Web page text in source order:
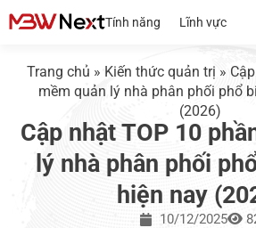
Tính năng Lĩnh vực
Trang chủ » Kiến thức quản trị »
mềm quản lý nhà phân phối phổ
(2026)
Cập nhật TOP 10
lý nhà phân phối
hiện nay
10/12/2025